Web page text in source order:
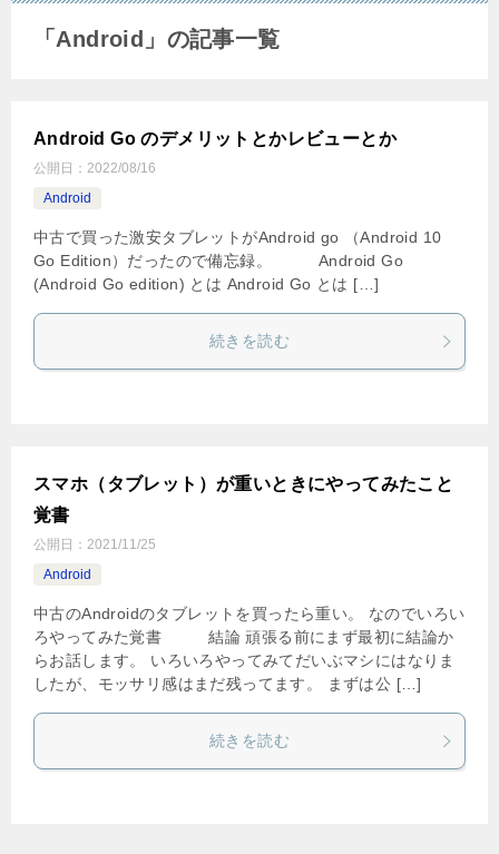
「Android」の記事一覧
Android Go のデメリットとかレビューとか
公開日： 2022/08/16
Android
中古で買った激安タブレットがAndroid go （Android 10
Go Edition）だったので備忘録。 Android Go
(Android Go edition) とは Android Go とは […]
続きを読む
スマホ（タブレット）が重いときにやってみたこと
覚書
公開日： 2021/11/25
Android
中古のAndroidのタブレットを買ったら重い。 なのでいろい
ろやってみた覚書 結論 頑張る前にまず最初に結論か
らお話します。 いろいろやってみてだいぶマシにはなりま
したが、モッサリ感はまだ残ってます。 まずは公 […]
続きを読む